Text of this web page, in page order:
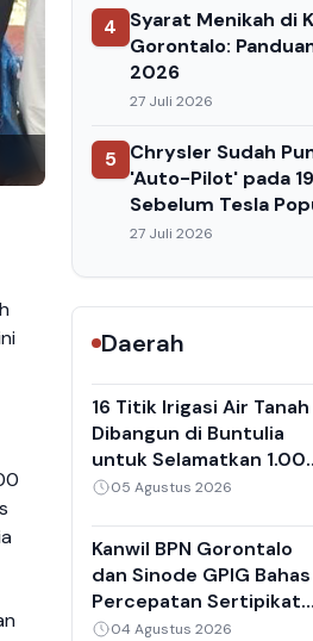
4 Syarat Menikah di
Gorontalo:
2026
27 Juli 2026
5 Chrysler Sudah
'Auto-Pilot' pada
Sebelum Tesla
Teknologi Serupa
27 Juli 2026
Daerah
16 Titik Irigasi Air Tanah
Dibangun di Buntulia
untuk Selamatkan
Hektare Sawah dari
05 Agustus 2026
Kanwil BPN Gorontalo
dan Sinode GPIG Bahas
Percepatan Sertipikat
Tanah Gereja,
04 Agustus 2026